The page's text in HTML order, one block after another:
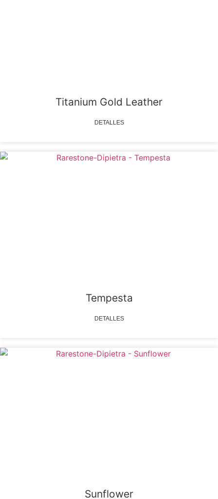
Titanium Gold Leather
DETALLES
Tempesta
DETALLES
Sunflower